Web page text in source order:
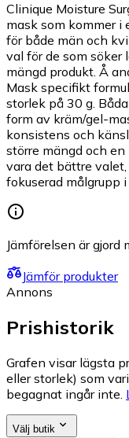
Clinique Moisture
mask som kommer i
för både män och
val för de som söker
mängd produkt. Å
Mask specifikt
storlek på 30 g.
form av kräm/gel-
konsistens och
större mängd och
vara det bättre
fokuserad målgrupp
Jämförelsen är
Jämför produkter
Annons
Prishistorik
Grafen visar lägsta
eller storlek) som
begagnat ingår inte.
Välj butik